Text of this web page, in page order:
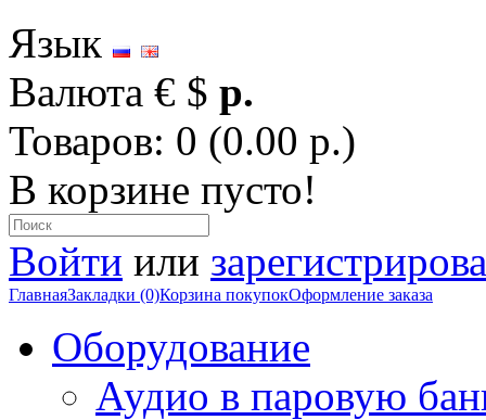
Язык
Валюта € $ р.
Товаров: 0 (0.00 р.)
В корзине пусто!
Войти или
ГлавнаяЗакладки (0)Корзина покупокОформление заказа
Оборудование
Аудио в паровую